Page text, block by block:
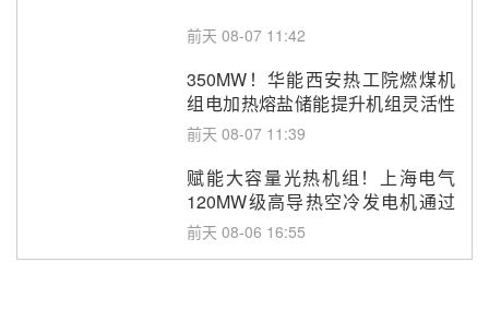
前天 08-07 11:42
350MW！华能西安热工院燃煤机
组电加热熔盐储能提升机组灵活性
改造项目初步设计第三方评审服务
前天 08-07 11:39
赋能大容量光热机组！上海电气
120MW级高导热空冷发电机通过
型式试验
前天 08-06 16:55